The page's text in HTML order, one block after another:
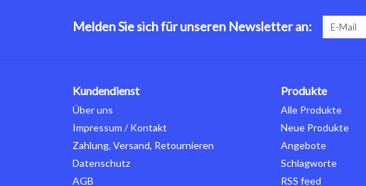
Melden Sie sich für unseren Newsletter an:
Kundendienst
Über uns
Impressum / Kontakt
Zahlung, Versand, Retournieren
Datenschutz
AGB
Produkte
Alle Produkte
Neue Produkte
Angebote
Schlagworte
RSS feed